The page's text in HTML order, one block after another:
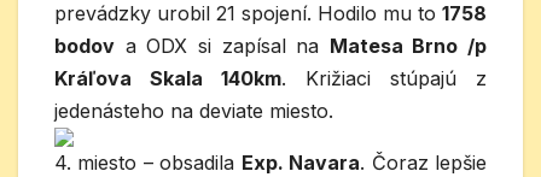
prevádzky urobil 21 spojení. Hodilo mu to 1758
bodov a ODX si zapísal na Matesa Brno /p
Kráľova Skala 140km. Križiaci stúpajú z
jedenásteho na deviate miesto.
4. miesto – obsadila Exp. Navara. Čoraz lepšie